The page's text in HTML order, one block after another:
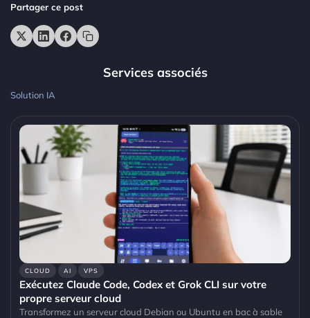
Partager ce post
Services associés
Solution IA
CLOUD AI VPS
Exécutez Claude Code, Codex et Grok CLI sur votre
propre serveur cloud
Transformez un serveur cloud Debian ou Ubuntu en bac à sable